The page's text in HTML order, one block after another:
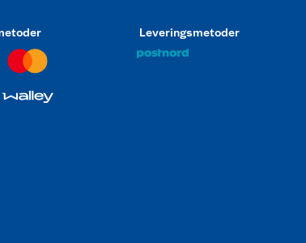
Leveringsmetoder